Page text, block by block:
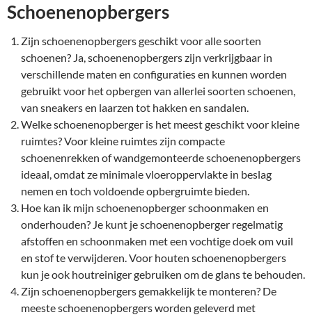
Schoenenopbergers
Zijn schoenenopbergers geschikt voor alle soorten
schoenen? Ja, schoenenopbergers zijn verkrijgbaar in
verschillende maten en configuraties en kunnen worden
gebruikt voor het opbergen van allerlei soorten schoenen,
van sneakers en laarzen tot hakken en sandalen.
Welke schoenenopberger is het meest geschikt voor kleine
ruimtes? Voor kleine ruimtes zijn compacte
schoenenrekken of wandgemonteerde schoenenopbergers
ideaal, omdat ze minimale vloeroppervlakte in beslag
nemen en toch voldoende opbergruimte bieden.
Hoe kan ik mijn schoenenopberger schoonmaken en
onderhouden? Je kunt je schoenenopberger regelmatig
afstoffen en schoonmaken met een vochtige doek om vuil
en stof te verwijderen. Voor houten schoenenopbergers
kun je ook houtreiniger gebruiken om de glans te behouden.
Zijn schoenenopbergers gemakkelijk te monteren? De
meeste schoenenopbergers worden geleverd met